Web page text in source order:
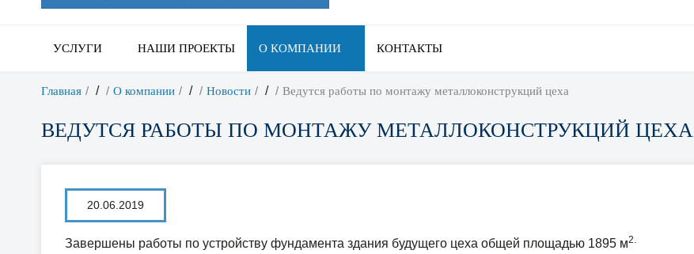
УСЛУГИ НАШИ ПРОЕКТЫ О КОМПАНИИ КОНТАКТЫ
Главная / О компании / Новости / Ведутся работы по монтажу металлоконструкций цеха
ВЕДУТСЯ РАБОТЫ ПО МОНТАЖУ МЕТАЛЛОКОНСТРУКЦИЙ ЦЕХА
20.06.2019
Завершены работы по устройству фундамента здания будущего цеха общей площадью 1895 м2.